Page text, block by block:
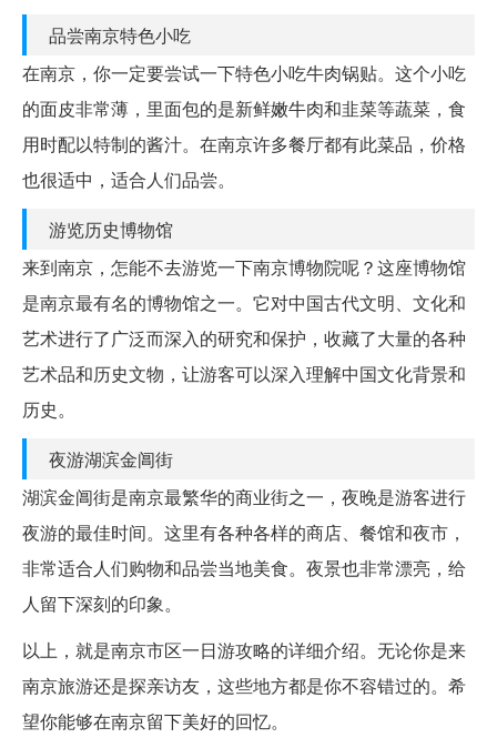
品尝南京特色小吃
在南京，你一定要尝试一下特色小吃牛肉锅贴。这个小吃
的面皮非常薄，里面包的是新鲜嫩牛肉和韭菜等蔬菜，食
用时配以特制的酱汁。在南京许多餐厅都有此菜品，价格
也很适中，适合人们品尝。
游览历史博物馆
来到南京，怎能不去游览一下南京博物院呢？这座博物馆
是南京最有名的博物馆之一。它对中国古代文明、文化和
艺术进行了广泛而深入的研究和保护，收藏了大量的各种
艺术品和历史文物，让游客可以深入理解中国文化背景和
历史。
夜游湖滨金阊街
湖滨金阊街是南京最繁华的商业街之一，夜晚是游客进行
夜游的最佳时间。这里有各种各样的商店、餐馆和夜市，
非常适合人们购物和品尝当地美食。夜景也非常漂亮，给
人留下深刻的印象。
以上，就是南京市区一日游攻略的详细介绍。无论你是来
南京旅游还是探亲访友，这些地方都是你不容错过的。希
望你能够在南京留下美好的回忆。